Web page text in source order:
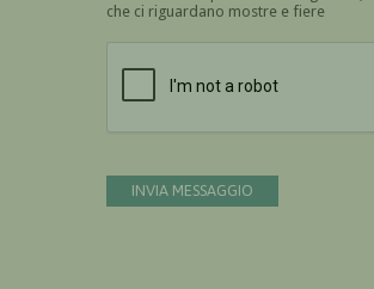
che ci riguardano mostre e fiere
INVIA MESSAGGIO